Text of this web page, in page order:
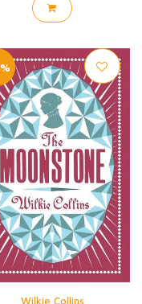
Wilkie Collins